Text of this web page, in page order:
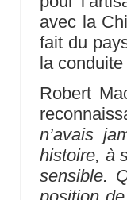
avec la
fait du
la
Robert
n’avais
histoire, à
sensible.